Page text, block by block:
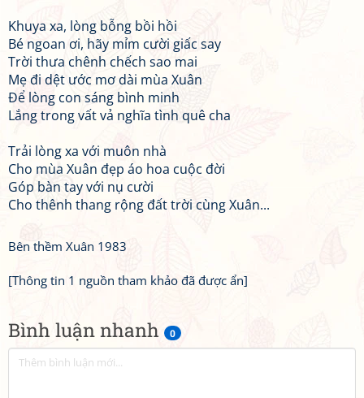
Bình luận nhanh 0
Khuya xa, lòng bỗng bồi hồi
Bé ngoan ơi, hãy mỉm cười giấc say
Trời thưa chênh chếch sao mai
Mẹ đi dệt ước mơ dài mùa Xuân
Để lòng con sáng bình minh
Lắng trong vất vả nghĩa tình quê cha
Trải lòng xa với muôn nhà
Cho mùa Xuân đẹp áo hoa cuộc đời
Góp bàn tay với nụ cười
Cho thênh thang rộng đất trời cùng Xuân...
Bên thềm Xuân 1983
[Thông tin 1 nguồn tham khảo đã được ẩn]